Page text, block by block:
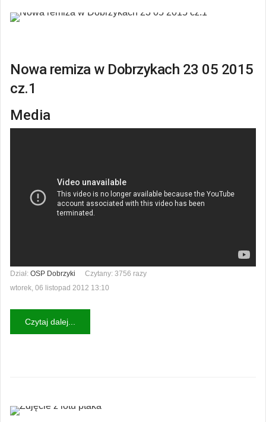
Nowa remiza w Dobrzykach 23 05 2015
cz.1
Media
Dział: OSP Dobrzyki
Czytany: 3756 razy
wtorek, 06 listopad 2012 13:10
Czytaj dalej...